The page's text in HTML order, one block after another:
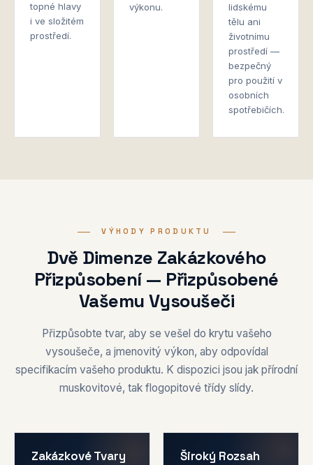
topné hlavy
i ve složitém
prostředí.
výkonu.
lidskému
tělu ani
životnímu
prostředí —
bezpečný
pro použití v
osobních
spotřebičích.
VÝHODY PRODUKTU
Dvě Dimenze Zakázkového
Přizpůsobení — Přizpůsobené
Vašemu Vysoušeči
Přizpůsobte tvar, aby se vešel do krytu vašeho
vysoušeče, a jmenovitý výkon, aby odpovídal
specifikacím vašeho produktu. K dispozici jsou jak přírodní
muskovitové, tak flogopitové třídy slídy.
Zakázkové Tvary
Široký Rozsah